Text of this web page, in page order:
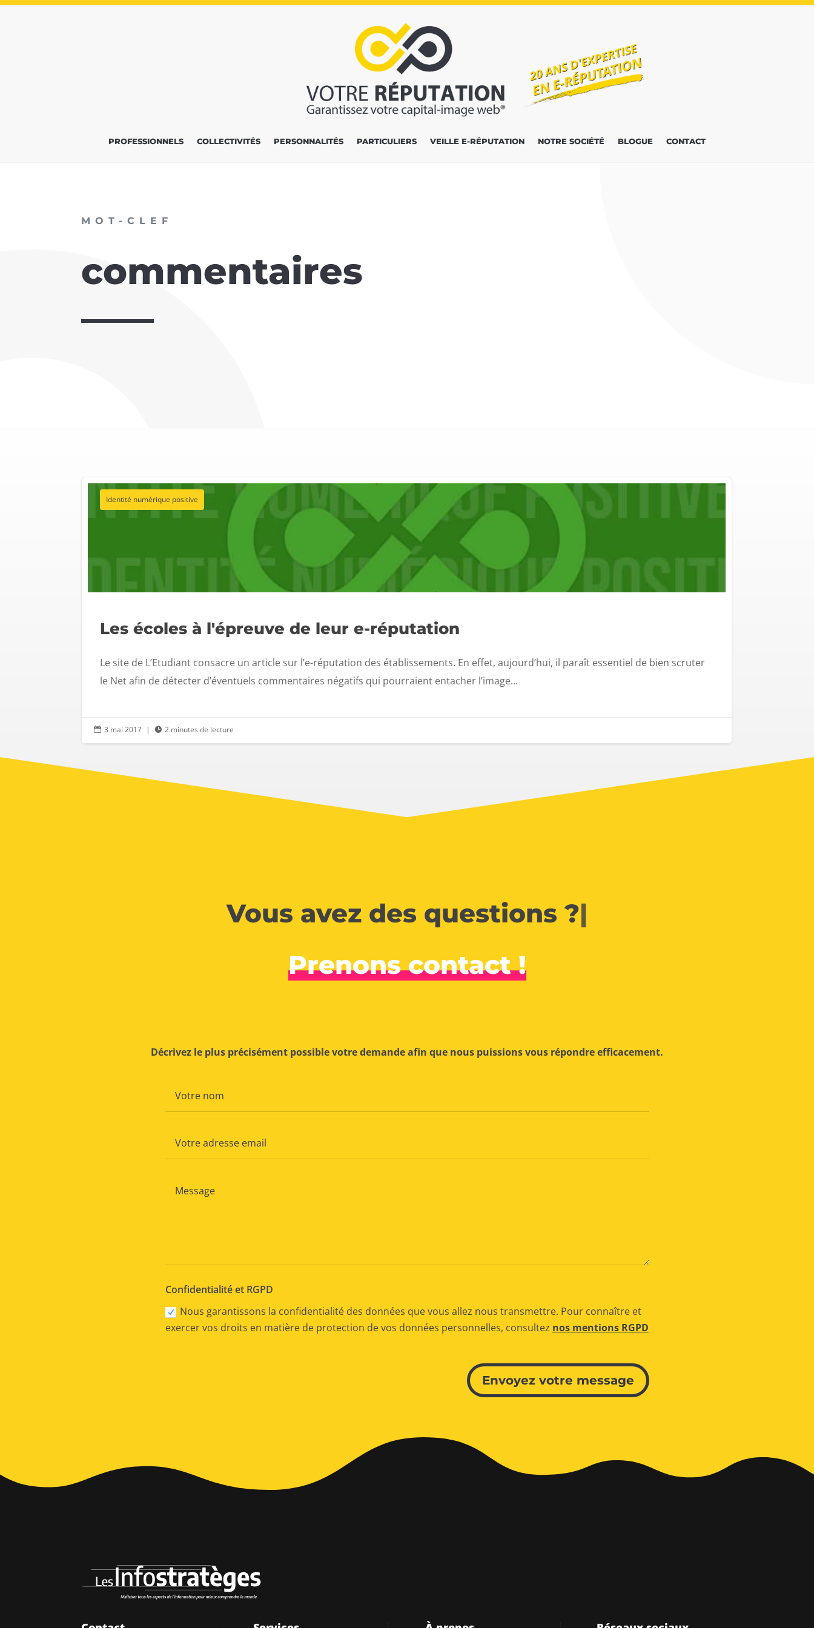
PROFESSIONNELS COLLECTIVITÉS PERSONNALITÉS PARTICULIERS VEILLE E-RÉPUTATION NOTRE SOCIÉTÉ BLOGUE CONTACT
MOT-CLEF
commentaires
Identité numérique positive
Les écoles à l'épreuve de leur e-réputation
Le site de L’Etudiant consacre un article sur l’e-réputation des établissements. En effet, aujourd’hui, il paraît essentiel de bien scruter
le Net afin de détecter d’éventuels commentaires négatifs qui pourraient entacher l’image...
 3 mai 2017 |  2 minutes de lecture
Vous avez des questions ?|
Prenons contact !
Décrivez le plus précisément possible votre demande afin que nous puissions vous répondre efficacement.
Confidentialité et RGPD
Nous garantissons la confidentialité des données que vous allez nous transmettre. Pour connaître et
exercer vos droits en matière de protection de vos données personnelles, consultez nos mentions RGPD
Envoyez votre message